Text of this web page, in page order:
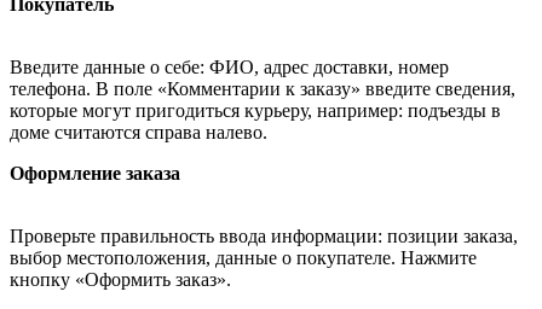
Покупатель
Введите данные о себе: ФИО, адрес доставки, номер
телефона. В поле «Комментарии к заказу» введите сведения,
которые могут пригодиться курьеру, например: подъезды в
доме считаются справа налево.
Оформление заказа
Проверьте правильность ввода информации: позиции заказа,
выбор местоположения, данные о покупателе. Нажмите
кнопку «Оформить заказ».